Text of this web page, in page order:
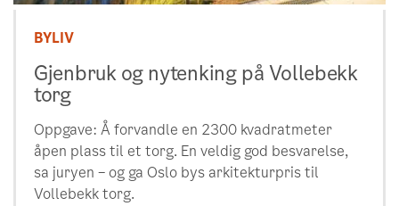
BYLIV
Gjenbruk og nytenking på Vollebekk
torg
Oppgave: Å forvandle en 2300 kvadratmeter
åpen plass til et torg. En veldig god besvarelse,
sa juryen – og ga Oslo bys arkitekturpris til
Vollebekk torg.